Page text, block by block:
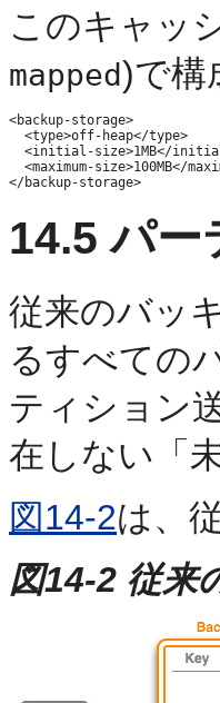
このキャッ
mapped)で構
<backup-storage>
  <type>off-heap</type>
<initial-size>1MB</
<maximum-size>100MB</
14.5 パー
従来のバッ
るすべての
ティション
在しない「
図14-2は、
図14-2 従来